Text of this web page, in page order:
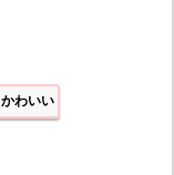
かわいい